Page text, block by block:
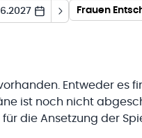
Entweder
ist noch nicht
die Ansetzung der